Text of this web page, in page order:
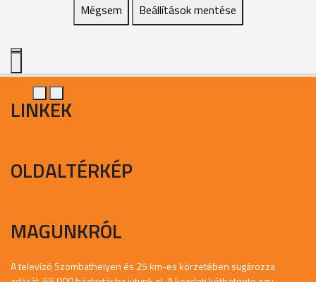
Mégsem Beállítások mentése
LINKEK
OLDALTÉRKÉP
MAGUNKRÓL
A televízó Szombathelyen és 25 km-es körzetében sugározza